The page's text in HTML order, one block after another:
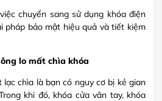
chuyển sang sử dụng khóa điện
pháp bảo mật hiệu quả và tiết kiệm
lo mất chìa khóa
chìa là bạn có nguy cơ bị kẻ gian
khi đó, khóa cửa vân tay, khóa